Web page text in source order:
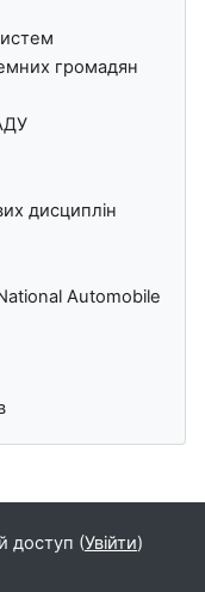
громадян
дисциплін
Automobile
доступ (Увійти)